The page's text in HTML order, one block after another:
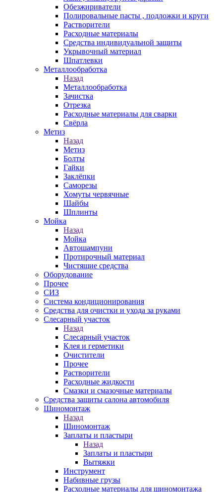
Обезжириватели
Полировальные пасты , подложки и круги
Растворители
Расходные материалы
Средства индивидуальной защиты
Укрывочный материал
Шпатлевки
Металлообработка
Назад
Металлообработка
Зачистка
Отрезка
Расходные материалы для сварки
Свёрла
Метиз
Назад
Метиз
Болты
Гайки
Заклёпки
Саморезы
Хомуты червячные
Шайбы
Шплинты
Мойка
Назад
Мойка
Автошампуни
Протирочный материал
Чистящие средства
Оборудование
Прочее
СИЗ
Система кондиционирования
Средства для очистки и ухода за руками
Слесарный участок
Назад
Слесарный участок
Клея и герметики
Очистители
Прочее
Растворители
Расходные жидкости
Смазки и смазочные материалы
Средства защиты салона автомобиля
Шиномонтаж
Назад
Шиномонтаж
Заплаты и пластыри
Назад
Заплаты и пластыри
Вытяжки
Инструмент
Набивные грузы
Расходные материалы для шиномонтажа